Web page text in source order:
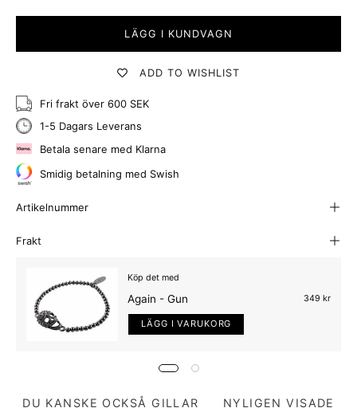
LÄGG I KUNDVAGN
ADD TO WISHLIST
Fri frakt över 600 SEK
1-5 Dagars Leverans
Betala senare med Klarna
Smidig betalning med Swish
Artikelnummer
Frakt
Köp det med
Again - Gun 349 kr
LÄGG I VARUKORG
DU KANSKE OCKSÅ GILLAR NYLIGEN VISADE